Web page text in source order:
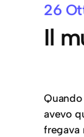
26
Il
avevo
fregava